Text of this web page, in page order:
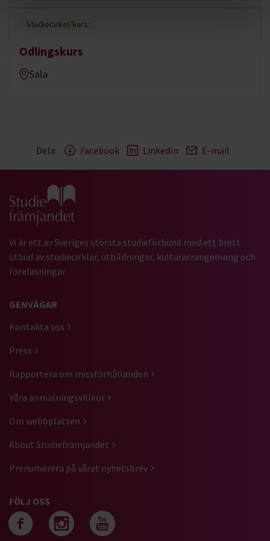
Studiecirkel/kurs:
Odlingskurs
Sala
Dela: Facebook LinkedIn E-mail
Gå till studiefrämjandets startsida
Vi är ett av Sveriges största studieförbund med ett brett
utbud av studiecirklar, utbildningar, kulturarrangemang och
föreläsningar.
GENVÄGAR
Kontakta oss
Press
Rapportera om missförhållanden
Våra anmälningsvillkor
Om webbplatsen
About Studiefrämjandet
Prenumerera på vårat nyhetsbrev
FÖLJ OSS